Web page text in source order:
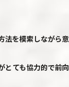
法を模索しながら意
とても協力的で前向